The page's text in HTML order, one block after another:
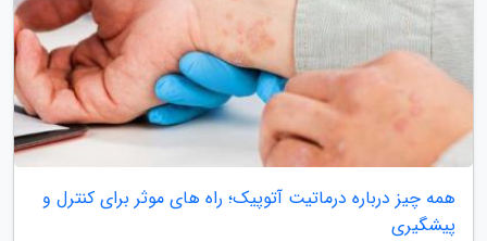
همه چیز درباره درماتیت آتوپیک؛ راه های موثر برای کنترل و
پیشگیری